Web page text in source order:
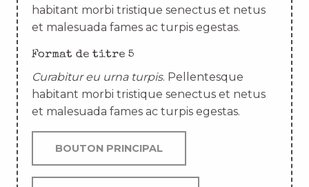
habitant morbi tristique senectus et netus
et malesuada fames ac turpis egestas.
Format de titre 5
Curabitur eu urna turpis. Pellentesque
habitant morbi tristique senectus et netus
et malesuada fames ac turpis egestas.
BOUTON PRINCIPAL